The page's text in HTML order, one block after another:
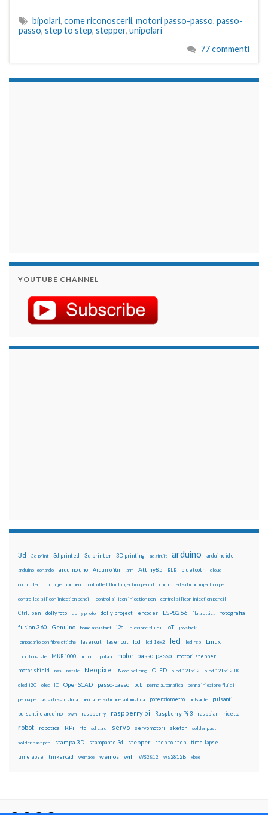
bipolari, come riconoscerli, motori passo-passo, passo-
passo, step to step, stepper, unipolari
77 commenti
YOUTUBE CHANNEL
3d 3d print 3d printed 3d printer 3D printing adafruit arduino arduino ide
arduino leonardo arduino uno Arduino Yún arm Attiny85 BLE bluetooth cloud
controlled fluid injection pen controlled fluid injection pencil controlled silicon injection pen
controlled silicon injection pencil control silicon injection pen control silicon injection pencil
CtrlJ pen dolly foto dolly photo dolly project encoder ESP8266 fibra ottica fotografia
fusion 360 Genuino home assistant i2c iniezione fluidi IoT joystick
lampadario con fibre ottiche lasercut laser cut lcd lcd 16x2 led led rgb Linux
luci di natale MKR1000 motori bipolari motori passo-passo motori stepper
motor shield nas natale Neopixel Neopixel ring OLED oled 128x32 oled 128x32 IIC
oled i2C oled IIC OpenSCAD passo-passo pcb penna automatica penna iniezione fluidi
penna per pasta di saldatura penna per silicone automatica potenziometro pulsante pulsanti
pulsanti e arduino pwm raspberry raspberry pi Raspberry Pi 3 raspbian ricetta
robot robotica RPi rtc sd card servo servomotori sketch solder past
solder past pen stampa 3D stampante 3d stepper step to step time-lapse
timelapse tinkercad wemake wemos wifi WS2812 ws2812B xbee